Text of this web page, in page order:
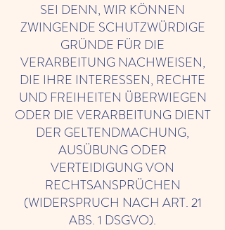
SEI DENN, WIR KÖNNEN
ZWINGENDE SCHUTZWÜRDIGE
GRÜNDE FÜR DIE
VERARBEITUNG NACHWEISEN,
DIE IHRE INTERESSEN, RECHTE
UND FREIHEITEN ÜBERWIEGEN
ODER DIE VERARBEITUNG DIENT
DER GELTENDMACHUNG,
AUSÜBUNG ODER
VERTEIDIGUNG VON
RECHTSANSPRÜCHEN
(WIDERSPRUCH NACH ART. 21
ABS. 1 DSGVO).